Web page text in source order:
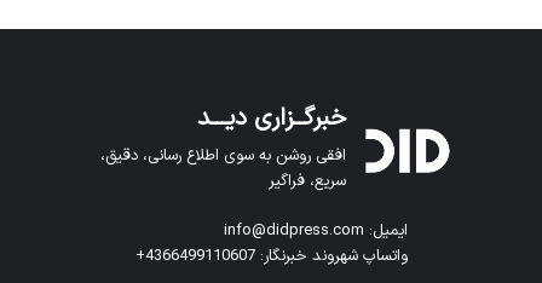
خبرگــزاری دیـــد
افقی روشن به سوی اطلاع رسانی، دقیق،
سریع، فراگیر
ایمیل: info@didpress.com
واتساپ شهروند خبرنگار: 4366499110607+